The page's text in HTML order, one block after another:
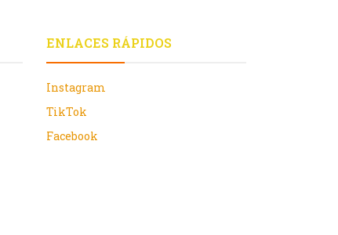
ENLACES RÁPIDOS
Instagram
TikTok
Facebook